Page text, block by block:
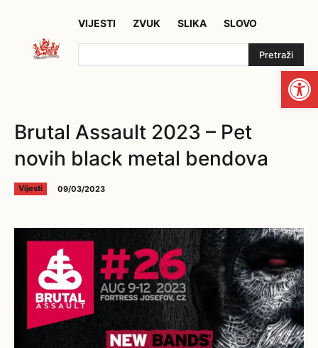
VIJESTI ZVUK SLIKA SLOVO
Pretraži
Brutal Assault 2023 – Pet
novih black metal bendova
Vijesti 09/03/2023